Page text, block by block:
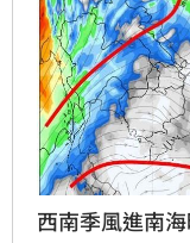
西南季風進南